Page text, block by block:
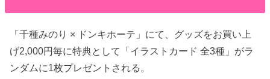
「千種みのり × ドンキホーテ」にて、グッズをお買い上
げ2,000円毎に特典として「イラストカード 全3種」がラ
ンダムに1枚プレゼントされる。